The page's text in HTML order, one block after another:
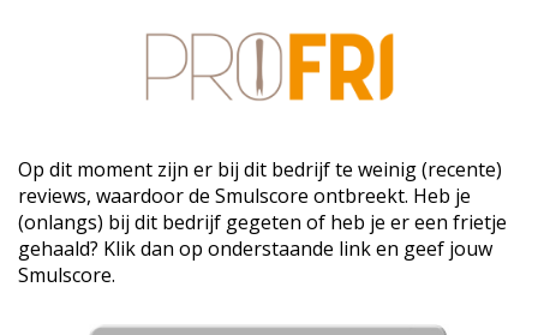
Op dit moment zijn er bij dit bedrijf te weinig (recente)
reviews, waardoor de Smulscore ontbreekt. Heb je
(onlangs) bij dit bedrijf gegeten of heb je er een frietje
gehaald? Klik dan op onderstaande link en geef jouw
Smulscore.